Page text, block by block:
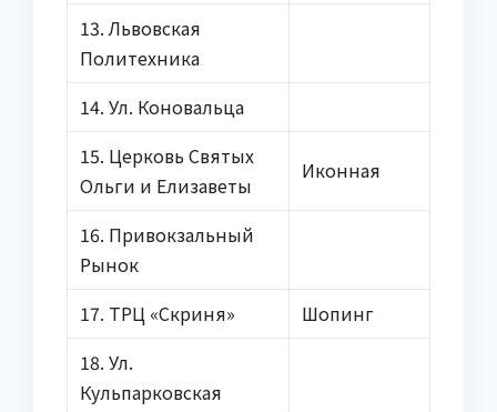
13. Львовская
Политехника
14. Ул. Коновальца
15. Церковь Святых
Ольги и Елизаветы
Иконная
16. Привокзальный
Рынок
17. ТРЦ «Скриня»
Шопинг
18. Ул.
Кульпарковская